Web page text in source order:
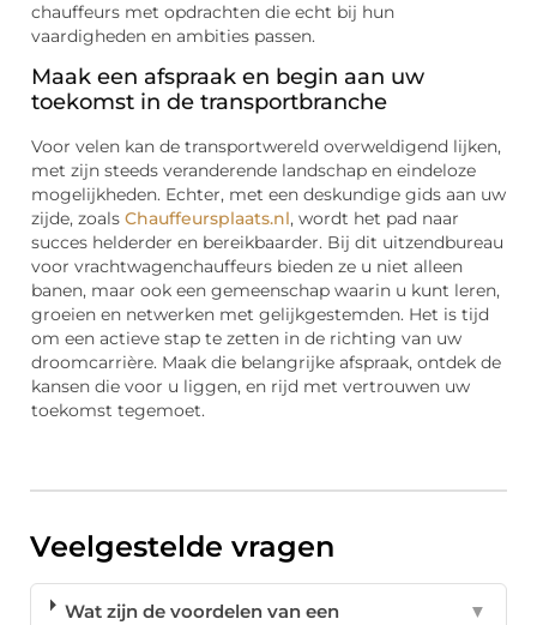
chauffeurs met opdrachten die echt bij hun
vaardigheden en ambities passen.
Maak een afspraak en begin aan uw
toekomst in de transportbranche
Voor velen kan de transportwereld overweldigend lijken,
met zijn steeds veranderende landschap en eindeloze
mogelijkheden. Echter, met een deskundige gids aan uw
zijde, zoals Chauffeursplaats.nl, wordt het pad naar
succes helderder en bereikbaarder. Bij dit uitzendbureau
voor vrachtwagenchauffeurs bieden ze u niet alleen
banen, maar ook een gemeenschap waarin u kunt leren,
groeien en netwerken met gelijkgestemden. Het is tijd
om een actieve stap te zetten in de richting van uw
droomcarrière. Maak die belangrijke afspraak, ontdek de
kansen die voor u liggen, en rijd met vertrouwen uw
toekomst tegemoet.
Veelgestelde vragen
Wat zijn de voordelen van een
▼